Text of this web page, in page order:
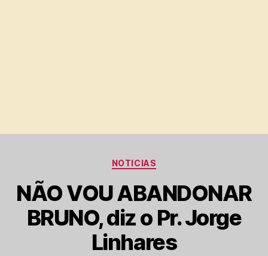
Categorias
NOTICIAS
NÃO VOU ABANDONAR
BRUNO, diz o Pr. Jorge
Linhares